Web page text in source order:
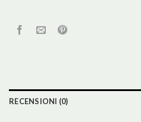
RECENSIONI (0)